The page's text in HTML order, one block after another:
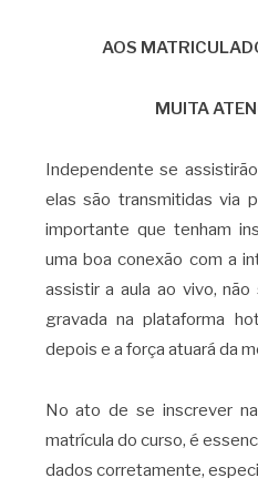
AOS
MUITA
Independente se
elas são transmitidas via
importante que tenham
uma boa conexão com a
assistir a aula ao vivo,
gravada na plataforma
depois e a força atuará da
No ato de se inscrever
matrícula do curso, é
dados corretamente,